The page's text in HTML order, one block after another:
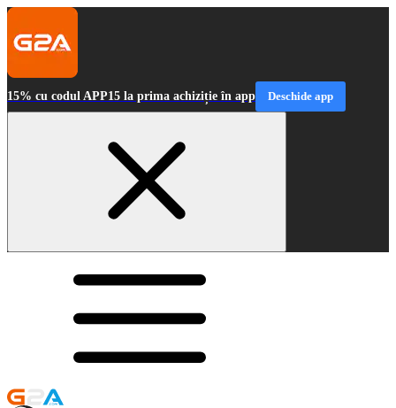
15% cu codul APP15 la prima achiziție în app Deschide app